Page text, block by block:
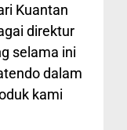
Kuantan
direktur
selama ini
dalam
kami